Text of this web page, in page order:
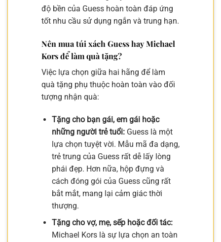
độ bền của Guess hoàn toàn đáp ứng
tốt nhu cầu sử dụng ngắn và trung hạn.
Nên mua túi xách Guess hay Michael
Kors để làm quà tặng?
Việc lựa chọn giữa hai hãng để làm
quà tặng phụ thuộc hoàn toàn vào đối
tượng nhận quà:
Tặng cho bạn gái, em gái hoặc
những người trẻ tuổi:Guess là một
lựa chọn tuyệt vời. Mẫu mã đa dạng,
trẻ trung của Guess rất dễ lấy lòng
phái đẹp. Hơn nữa, hộp đựng và
cách đóng gói của Guess cũng rất
bắt mắt, mang lại cảm giác thời
thượng.
Tặng cho vợ, mẹ, sếp hoặc đối tác:
Michael Kors là sự lựa chọn an toàn